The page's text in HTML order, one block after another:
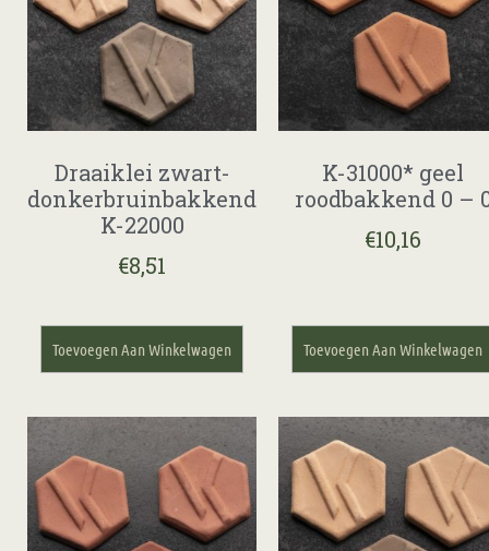
Draaiklei zwart-
donkerbruinbakkend
K-22000
€8,51
Toevoegen Aan Winkelwagen
K-31000* geel
roodbakkend 0 –
€10,16
Toevoegen Aan Winkelwagen